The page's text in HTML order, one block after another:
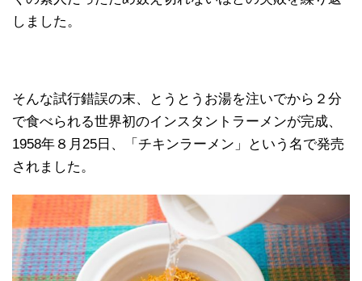
しました。
そんな試行錯誤の末、とうとうお湯を注いでから２分
で食べられる世界初のインスタントラーメンが完成、
1958年８月25日、「チキンラーメン」という名で発売
されました。